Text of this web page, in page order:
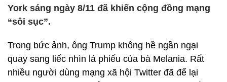
York sáng ngày 8/11 đã khiến cộng đồng mạng
“sôi sục”.
Trong bức ảnh, ông Trump không hề ngần ngại
quay sang liếc nhìn lá phiếu của bà Melania. Rất
nhiều người dùng mạng xã hội Twitter đã để lại